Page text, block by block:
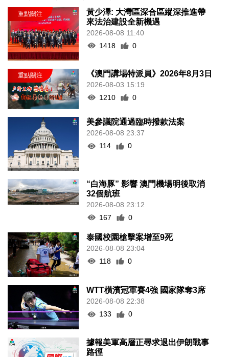
黃少澤: 大灣區深合區縱深推進帶
來法治建設全新機遇
2026-08-08 11:40
1418
0
《澳門講場特派員》2026年8月3日
2026-08-03 15:19
1210
0
美參議院通過臨時撥款法案
2026-08-08 23:37
114
0
“白海豚” 影響 澳門機場明後取消
32個航班
2026-08-08 23:12
167
0
泰國校園槍擊案增至9死
2026-08-08 23:04
118
0
WTT橫濱冠軍賽4強 國家隊奪3席
2026-08-08 22:38
133
0
據報美軍高層正尋求退出伊朗戰事
路徑